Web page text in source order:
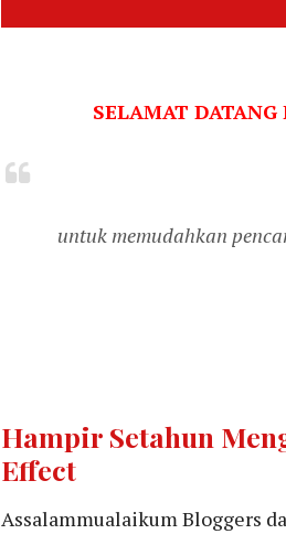
SELAMAT
untuk memudahkan
Hampir Setahun
Effect
Assalammualaikum Bloggers